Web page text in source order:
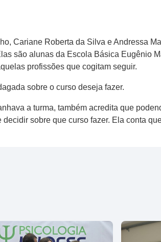
Cariane Roberta da Silva e Andressa
são alunas da Escola Básica Eugênio
profissões que cogitam seguir.
sobre o curso deseja fazer.
a turma, também acredita que
sobre que curso fazer. Ela conta